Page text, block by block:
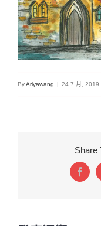
ByAriyawang | 24 7 月, 2019
Share